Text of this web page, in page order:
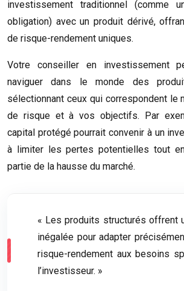
investissement traditionnel (comme
obligation) avec un produit dérivé,
de risque-rendement uniques.
Votre conseiller en investissement
naviguer dans le monde des
sélectionnant ceux qui correspondent le
de risque et à vos objectifs. Par
capital protégé pourrait convenir à un
à limiter les pertes potentielles tout en
partie de la hausse du marché.
« Les produits structurés offrent
inégalée pour adapter
risque-rendement aux besoins
l’investisseur. »